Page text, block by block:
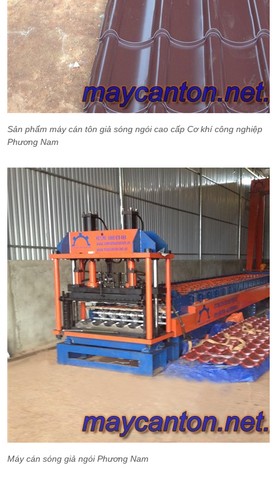
Sản phẩm máy cán tôn giả sóng ngói cao cấp Cơ khí công nghiệp
Phương Nam
Máy cán sóng giả ngói Phương Nam